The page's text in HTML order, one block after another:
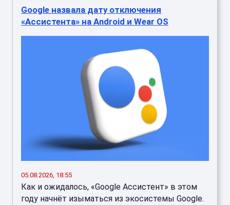
Google назвала дату отключения
«Ассистента» на Android и Wear OS
05.08.2026, 18:55
Как и ожидалось, «Google Ассистент» в этом
году начнёт изыматься из экосистемы Google.